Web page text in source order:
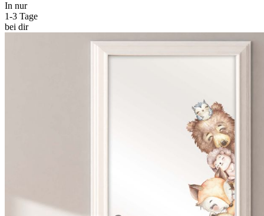
In nur
1-3 Tage
bei dir